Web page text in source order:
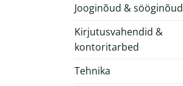
Jooginõud & sööginõud
Kirjutusvahendid &
kontoritarbed
Tehnika